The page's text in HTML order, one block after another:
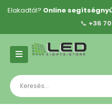
Elakadtál? Online
📞 +36